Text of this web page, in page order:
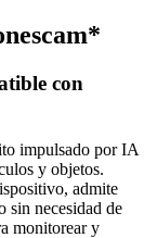
con
impulsado por IA
y objetos.
admite
sin necesidad de
monitorear y